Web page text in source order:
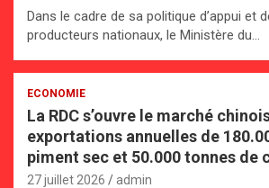
Dans le cadre de sa politique d’appui et
producteurs nationaux, le Ministère du…
ECONOMIE
La RDC s’ouvre le marché
exportations annuelles de
piment sec et 50.000 tonnes de
27 juillet 2026 admin